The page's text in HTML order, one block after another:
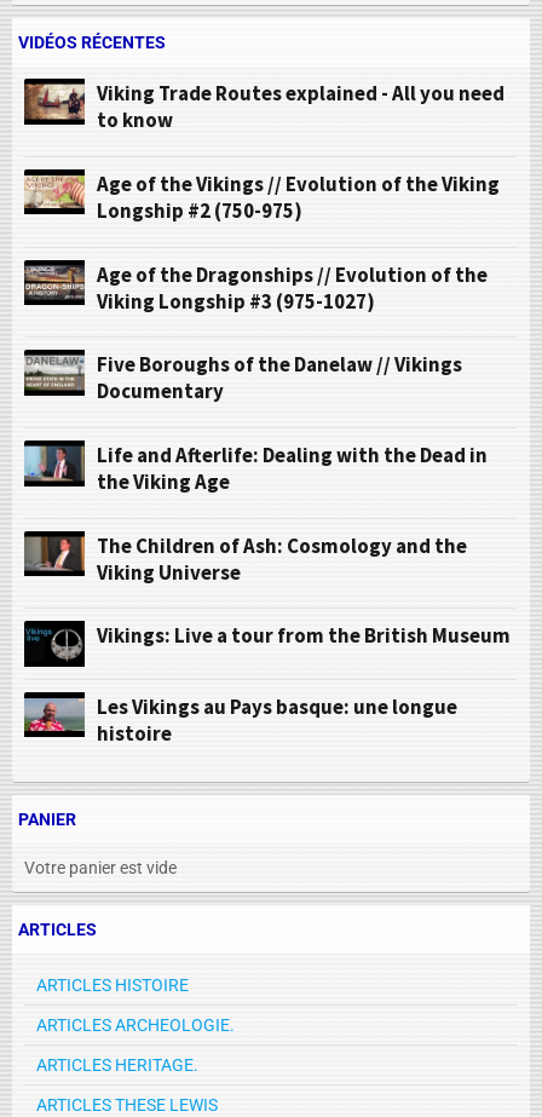
VIDÉOS RÉCENTES
Viking Trade Routes explained - All you need
to know
Age of the Vikings // Evolution of the Viking
Longship #2 (750-975)
Age of the Dragonships // Evolution of the
Viking Longship #3 (975-1027)
Five Boroughs of the Danelaw // Vikings
Documentary
Life and Afterlife: Dealing with the Dead in
the Viking Age
The Children of Ash: Cosmology and the
Viking Universe
Vikings: Live a tour from the British Museum
Les Vikings au Pays basque: une longue
histoire
PANIER
Votre panier est vide
ARTICLES
ARTICLES HISTOIRE
ARTICLES ARCHEOLOGIE.
ARTICLES HERITAGE.
ARTICLES THESE LEWIS